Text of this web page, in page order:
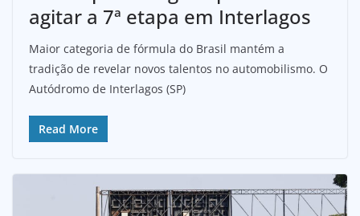
agitar a 7ª etapa em Interlagos
Maior categoria de fórmula do Brasil mantém a
tradição de revelar novos talentos no automobilismo. O
Autódromo de Interlagos (SP)
Read More